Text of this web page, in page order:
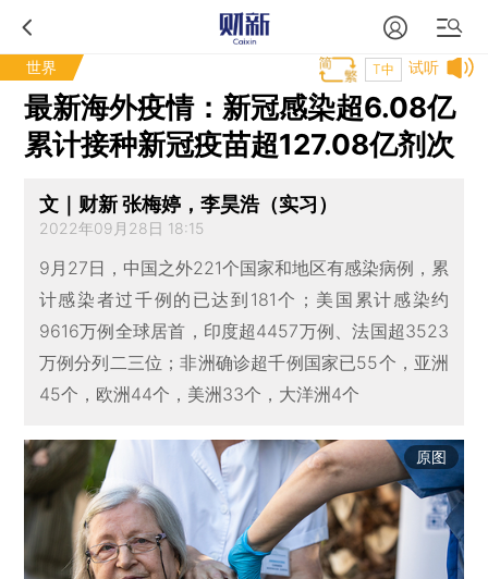
世界 试听
T中
最新海外疫情：新冠感染超6.08亿
累计接种新冠疫苗超127.08亿剂次
文｜财新 张梅婷，李昊浩（实习）
2022年09月28日 18:15
9月27日，中国之外221个国家和地区有感染病例，累
计感染者过千例的已达到181个；美国累计感染约
9616万例全球居首，印度超4457万例、法国超3523
万例分列二三位；非洲确诊超千例国家已55个，亚洲
45个，欧洲44个，美洲33个，大洋洲4个
原图